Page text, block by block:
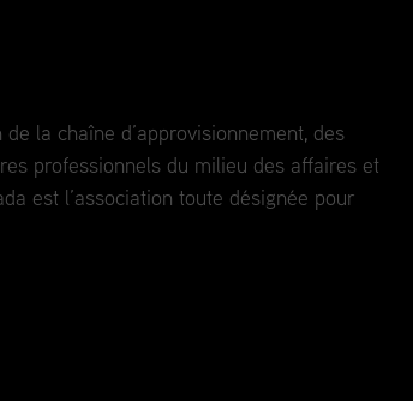
la chaîne d’approvisionnement, des
professionnels du milieu des affaires et
est l’association toute désignée pour